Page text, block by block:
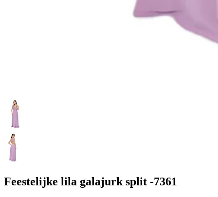
Feestelijke lila galajurk split -7361